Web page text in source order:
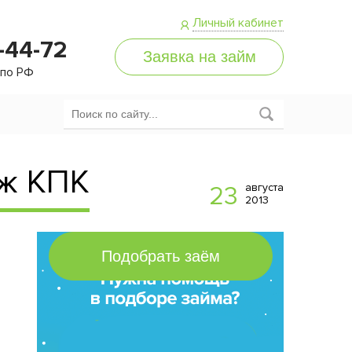
72
РФ
Личный кабинет
КПК 23
августа
2013